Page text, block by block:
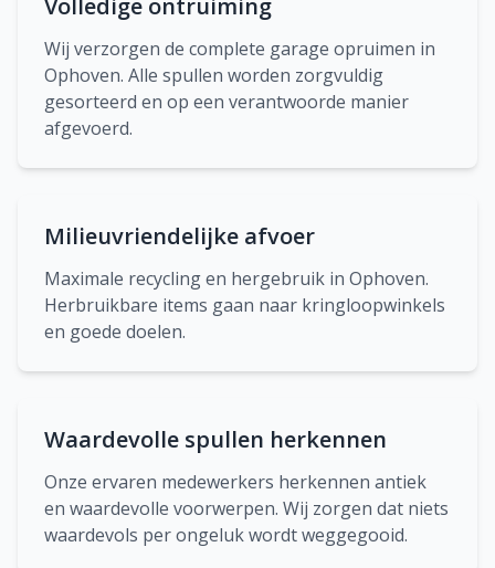
Volledige ontruiming
Wij verzorgen de complete garage opruimen in
Ophoven. Alle spullen worden zorgvuldig
gesorteerd en op een verantwoorde manier
afgevoerd.
Milieuvriendelijke afvoer
Maximale recycling en hergebruik in Ophoven.
Herbruikbare items gaan naar kringloopwinkels
en goede doelen.
Waardevolle spullen herkennen
Onze ervaren medewerkers herkennen antiek
en waardevolle voorwerpen. Wij zorgen dat niets
waardevols per ongeluk wordt weggegooid.